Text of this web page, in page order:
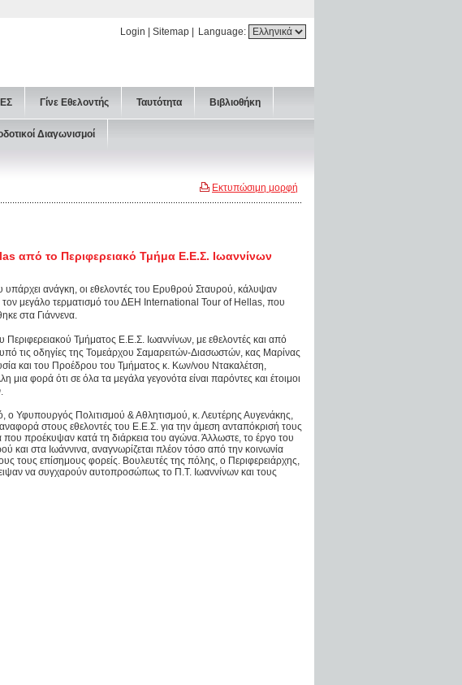
Language:
Login Sitemap
Γίνε Εθελοντής Ταυτότητα Βιβλιοθήκη
Διαγωνισμοί
Εκτυπώσιμη μορφή
από το Περιφερειακό Τμήμα Ε.Ε.Σ. Ιωαννίνων
υπάρχει ανάγκη, οι εθελοντές του Ερυθρού Σταυρού, κάλυψαν
τον μεγάλο τερματισμό του ΔΕΗ International Tour of Hellas, που
στα Γιάννενα.
Περιφερειακού Τμήματος Ε.Ε.Σ. Ιωαννίνων, με εθελοντές και από
τις οδηγίες της Τομεάρχου Σαμαρειτών-Διασωστών, κας Μαρίνας
και του Προέδρου του Τμήματος κ. Κων/νου Ντακαλέτση,
μια φορά ότι σε όλα τα μεγάλα γεγονότα είναι παρόντες και έτοιμοι
ο Υφυπουργός Πολιτισμού & Αθλητισμού, κ. Λευτέρης Αυγενάκης,
αναφορά στους εθελοντές του Ε.Ε.Σ. για την άμεση ανταπόκρισή τους
που προέκυψαν κατά τη διάρκεια του αγώνα. Άλλωστε, το έργο του
και στα Ιωάννινα, αναγνωρίζεται πλέον τόσο από την κοινωνία
τους επίσημους φορείς. Βουλευτές της πόλης, ο Περιφερειάρχης,
να συγχαρούν αυτοπροσώπως το Π.Τ. Ιωαννίνων και τους